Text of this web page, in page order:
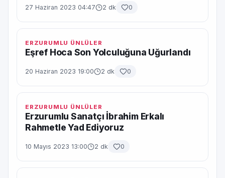
27 Haziran 2023 04:47 2 dk 0
ERZURUMLU ÜNLÜLER
Eşref Hoca Son Yolculuğuna Uğurlandı
20 Haziran 2023 19:00 2 dk 0
ERZURUMLU ÜNLÜLER
Erzurumlu Sanatçı İbrahim Erkalı
Rahmetle Yad Ediyoruz
10 Mayıs 2023 13:00 2 dk 0